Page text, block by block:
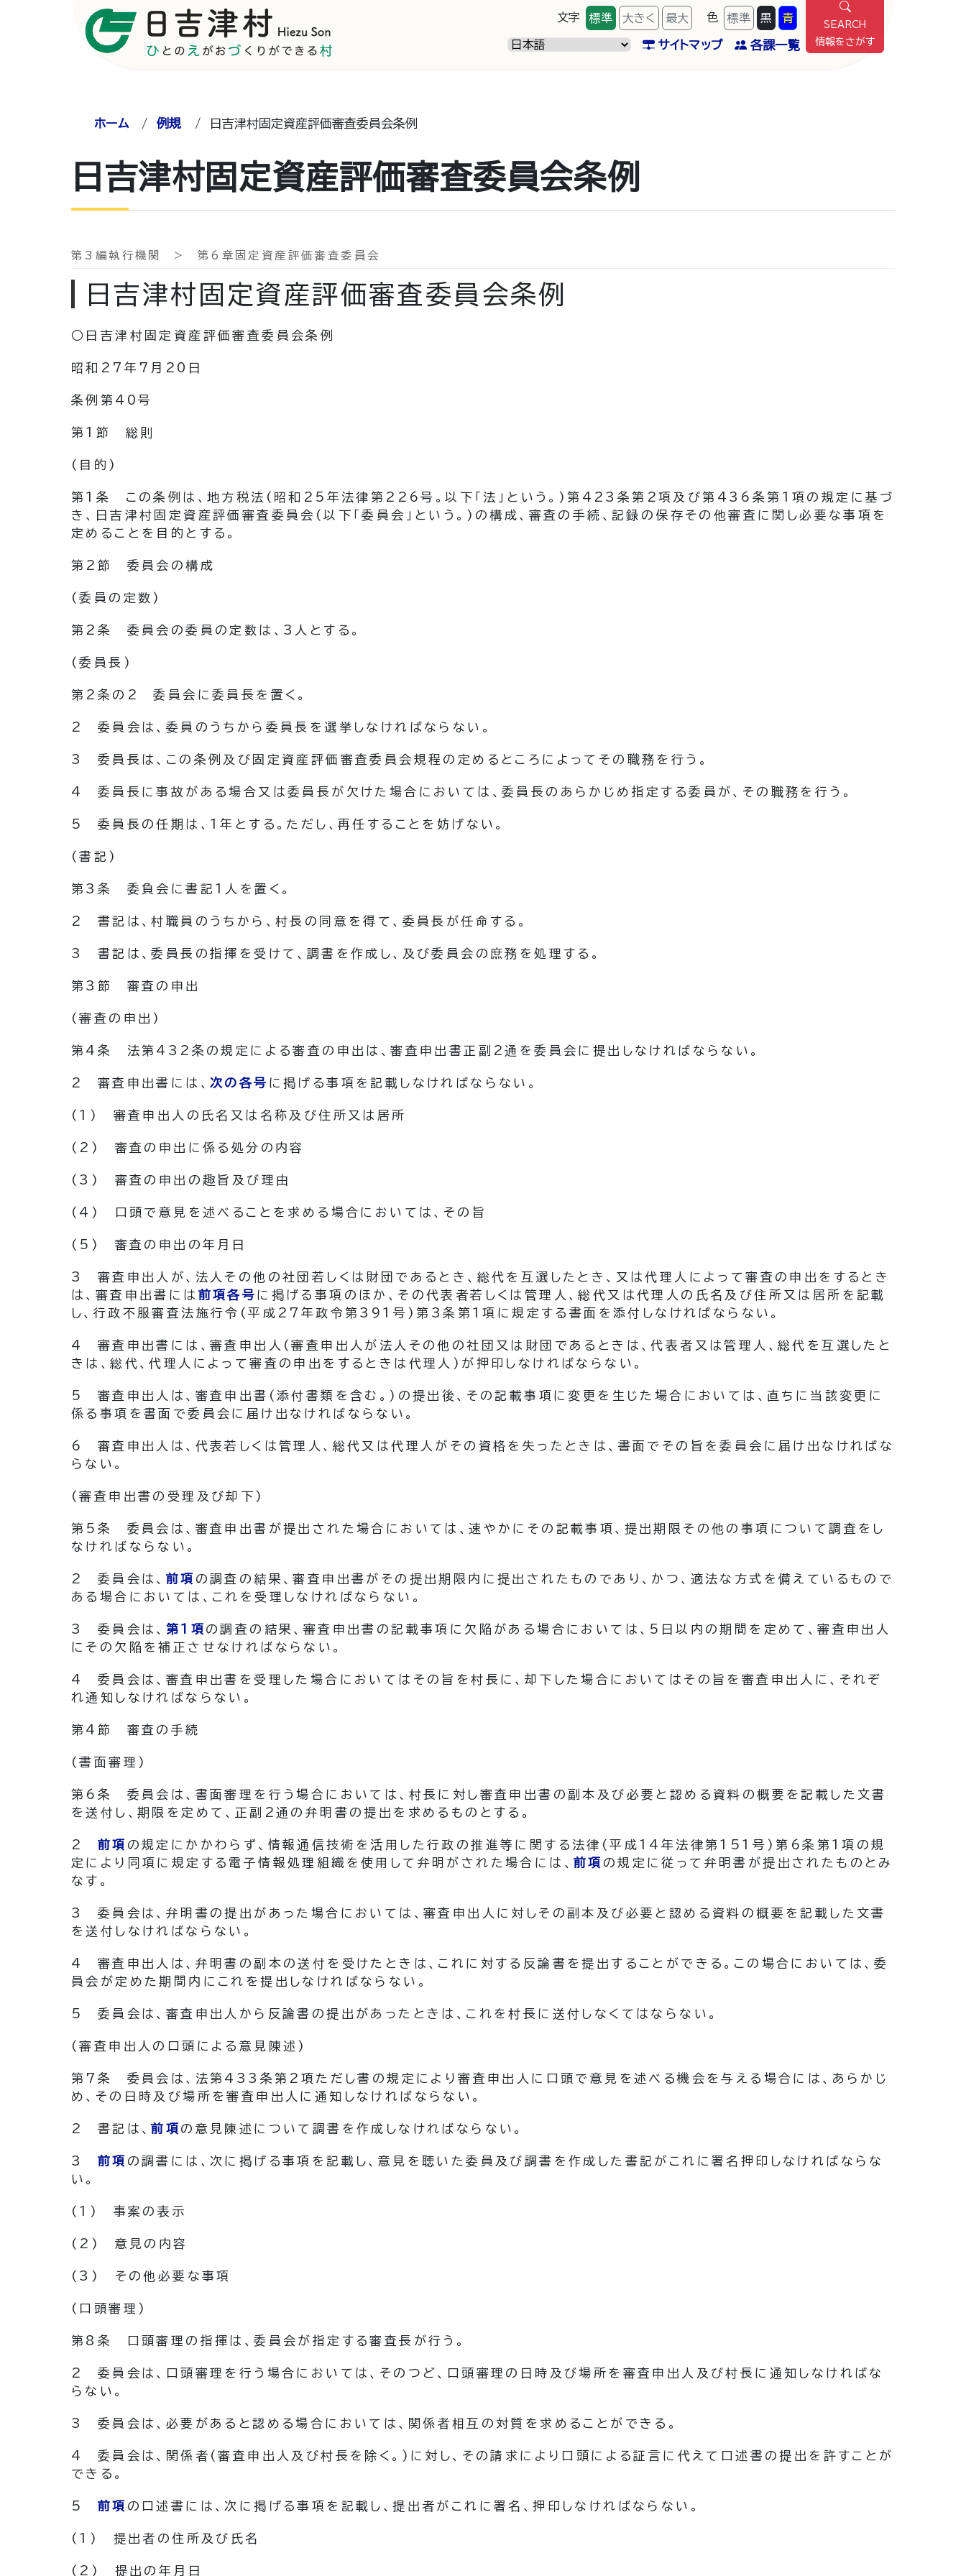
文字 標準 大きく 最大 色 標準 黒 青
サイトマップ 各課一覧
SEARCH
情報をさがす
ホーム /例規 / 日吉津村固定資産評価審査委員会条例
日吉津村固定資産評価審査委員会条例
第3編執行機関 > 第6章固定資産評価審査委員会
日吉津村固定資産評価審査委員会条例
○日吉津村固定資産評価審査委員会条例
昭和27年7月20日
条例第40号
第1節 総則
(目的)
第1条 この条例は、地方税法 (昭和25年法律第226号。以下「法」という。)第423条第2項及び第436条第1項の規定に基づ
き、日吉津村固定資産評価審査委員会 (以下「委員会」という。) の構成、審査の手続、記録の保存その他審査に関し必要な事項を
定めることを目的とする。
第2節 委員会の構成
(委員の定数)
第2条 委員会の委員の定数は、3人とする。
(委員長)
第2条の2 委員会に委員長を置く。
2 委員会は、委員のうちから委員長を選挙しなければならない。
3 委員長は、この条例及び固定資産評価審査委員会規程の定めるところによってその職務を行う。
4 委員長に事故がある場合又は委員長が欠けた場合においては、委員長のあらかじめ指定する委員が、その職務を行う。
5 委員長の任期は、1年とする。 ただし、再任することを妨げない。
(書記)
第3条 委負会に書記1人を置く。
2 書記は、村職員のうちから、村長の同意を得て、委員長が任命する。
3 書記は、委員長の指揮を受けて、調書を作成し、及び委員会の庶務を処理する。
第3節 審査の申出
(審査の申出)
第4条 法第432条の規定による審査の申出は、審査申出書正副2通を委員会に提出しなければならない。
2 審査申出書には、次の各号 に掲げる事項を記載しなければならない。
(1) 審査申出人の氏名又は名称及び住所又は居所
(2) 審査の申出に係る処分の内容
(3) 審査の申出の趣旨及び理由
(4) 口頭で意見を述べることを求める場合においては、その旨
(5) 審査の申出の年月日
3
審査申出人が、法人その他の社団若しくは財団であるとき、総代を互選したとき、又は代理人によって審査の申出をするとき
は、審査申出書には 前項各号 に掲げる事項のほか、その代表者若しくは管理人、総代又は代理人の氏名及び住所又は居所を記載
し、行政不服審査法施行令 (平成27年政令第391号)第3条第1項に規定する書面を添付しなければならない。
4 審査申出書には、審査申出人 (審査申出人が法人その他の社団又は財団であるときは、代表者又は管理人、総代を互選したと
きは、総代、代理人によって審査の申出をするときは代理人) が押印しなければならない。
5 審査申出人は、審査申出書 (添付書類を含む。) の提出後、その記載事項に変更を生じた場合においては、直ちに当該変更に
係る事項を書面で委員会に届け出なければならない。
6
審査申出人は、代表若しくは管理人、総代又は代理人がその資格を失ったときは、書面でその旨を委員会に届け出なければな
らない。
(審査申出書の受理及び却下)
第5条
委員会は、審査申出書が提出された場合においては、速やかにその記載事項、提出期限その他の事項について調査をし
なければならない。
2 委員会は、 前項 の調査の結果、審査申出書がその提出期限内に提出されたものであり、かつ、適法な方式を備えているもので
ある場合においては、これを受理しなければならない。
3 委員会は、 第1項 の調査の結果、審査申出書の記載事項に欠陥がある場合においては、5日以内の期間を定めて、審査申出人
にその欠陥を補正させなければならない。
4
委員会は、審査申出書を受理した場合においてはその旨を村長に、却下した場合においてはその旨を審査申出人に、それぞ
れ通知しなければならない。
第4節 審査の手続
(書面審理)
第6条
委員会は、書面審理を行う場合においては、村長に対し審査申出書の副本及び必要と認める資料の概要を記載した文書
を送付し、期限を定めて、正副2通の弁明書の提出を求めるものとする。
2 前項 の規定にかかわらず、情報通信技術を活用した行政の推進等に関する法律 (平成14年法律第151号)第6条第1項の規
定により同項に規定する電子情報処理組織を使用して弁明がされた場合には、 前項 の規定に従って弁明書が提出されたものとみ
なす。
3
委員会は、弁明書の提出があった場合においては、審査申出人に対しその副本及び必要と認める資料の概要を記載した文書
を送付しなければならない。
4 審査申出人は、弁明書の副本の送付を受けたときは、これに対する反論書を提出することができる。 この場合においては、委
員会が定めた期間内にこれを提出しなければならない。
5 委員会は、審査申出人から反論書の提出があったときは、これを村長に送付しなくてはならない。
(審査申出人の口頭による意見陳述)
第7条
委員会は、法第433条第2項ただし書の規定により審査申出人に口頭で意見を述べる機会を与える場合には、あらかじ
め、その日時及び場所を審査申出人に通知しなければならない。
2 書記は、前項 の意見陳述について調書を作成しなければならない。
3 前項 の調書には、次に掲げる事項を記載し、意見を聴いた委員及び調書を作成した書記がこれに署名押印しなければならな
い。
(1) 事案の表示
(2) 意見の内容
(3) その他必要な事項
(口頭審理)
第8条 口頭審理の指揮は、委員会が指定する審査長が行う。
2
委員会は、口頭審理を行う場合においては、そのつど、口頭審理の日時及び場所を審査申出人及び村長に通知しなければな
らない。
3 委員会は、必要があると認める場合においては、関係者相互の対質を求めることができる。
4 委員会は、関係者 (審査申出人及び村長を除く。) に対し、その請求により口頭による証言に代えて口述書の提出を許すことが
できる。
5 前項 の口述書には、次に掲げる事項を記載し、提出者がこれに署名、押印しなければならない。
(1) 提出者の住所及び氏名
(2) 提出の年月日